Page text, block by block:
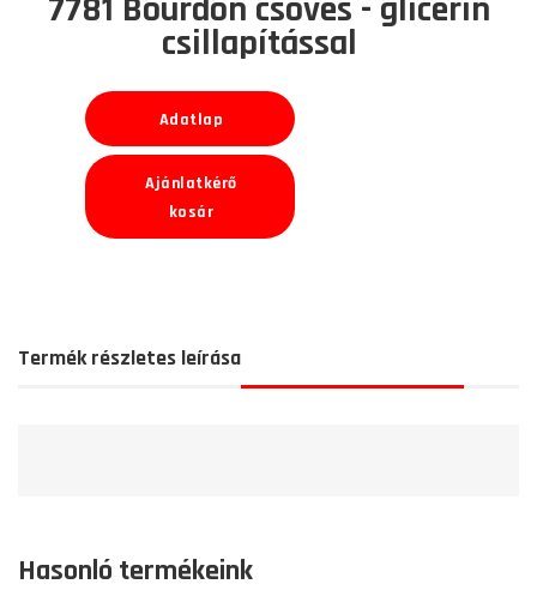
7781 Bourdon csöves - glicerin
csillapítással
Adatlap
Ajánlatkérő
kosár
Termék részletes leírása
Hasonló termékeink